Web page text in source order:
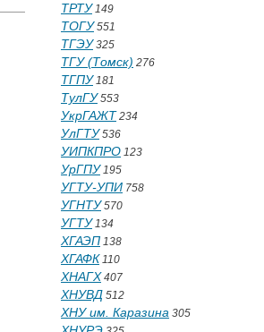
ТРТУ149
ТОГУ551
ТГЭУ325
ТГУ (Томск) 276
ТГПУ181
ТулГУ553
УкрГАЖТ 234
УлГТУ536
УИПКПРО 123
УрГПУ195
УГТУ-УПИ 758
УГНТУ570
УГТУ134
ХГАЭП 138
ХГАФК 110
ХНАГХ 407
ХНУВД 512
ХНУ им. Каразина 305